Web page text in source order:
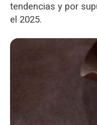
tendencias y por
el 2025.